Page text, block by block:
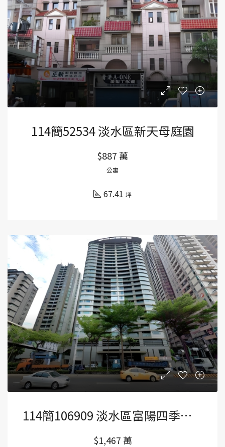
114簡52534 淡水區新天母庭園
$887 萬
公寓
67.41 坪
114簡106909 淡水區富陽四季南區
$1,467 萬